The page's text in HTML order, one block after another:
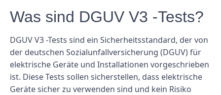
Was sind DGUV V3 -Tests?
DGUV V3 -Tests sind ein Sicherheitsstandard, der von
der deutschen Sozialunfallversicherung (DGUV) für
elektrische Geräte und Installationen vorgeschrieben
ist. Diese Tests sollen sicherstellen, dass elektrische
Geräte sicher zu verwenden sind und kein Risiko